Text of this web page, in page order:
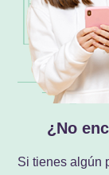
¿No
Si tienes algún